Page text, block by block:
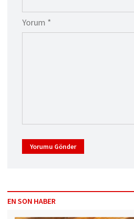
Yorum *
Yorumu Gönder
EN SON HABER